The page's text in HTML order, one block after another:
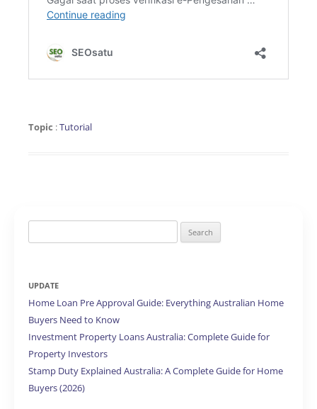
Topic :Tutorial
for:
UPDATE
Home Loan Pre Approval Guide: Everything Australian Home
Buyers Need to Know
Investment Property Loans Australia: Complete Guide for
Property Investors
Stamp Duty Explained Australia: A Complete Guide for Home
Buyers (2026)